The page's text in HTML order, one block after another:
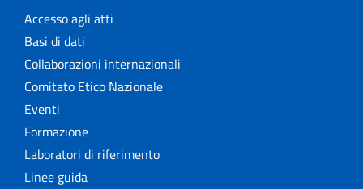
Accesso agli atti
Basi di dati
Collaborazioni internazionali
Comitato Etico Nazionale
Eventi
Formazione
Laboratori di riferimento
Linee guida